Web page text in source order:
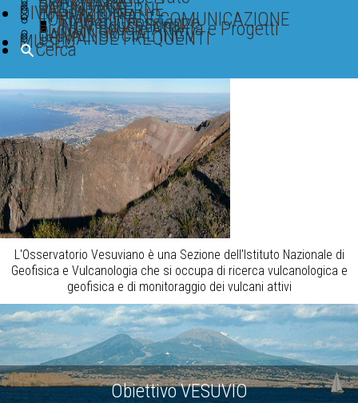
BIBLIOTECA
PAGINE INTERNE
DIVULGAZIONE
IN PRIMO PIANO
FORMAZIONE E COMUNICAZIONE
TGWeb Geoscienze
INGV Educational
INGV Scuole Attività e Progetti
BLOG INGV
CANALI SOCIAL INGV
DOMANDE FREQUENTI
MUSEO
Cerca
L'Osservatorio Vesuviano è una Sezione dell'Istituto Nazionale di
Geofisica e Vulcanologia che si occupa di ricerca vulcanologica e
geofisica e di monitoraggio dei vulcani attivi
Obiettivo VESUVIO